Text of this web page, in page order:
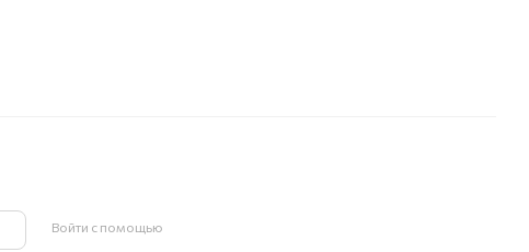
Войти с помощью